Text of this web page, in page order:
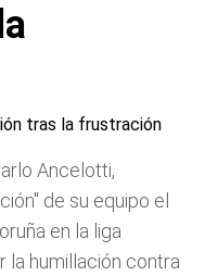
Ancelotti,
de su equipo el
en la liga
la humillación contra